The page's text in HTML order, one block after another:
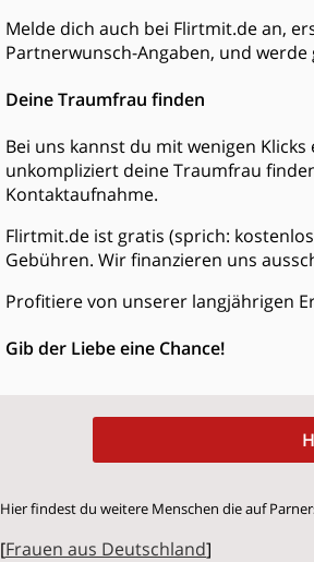
Melde dich auch bei Flirtmit.de an,
Partnerwunsch-Angaben, und werde
Deine Traumfrau finden
Bei uns kannst du mit wenigen
unkompliziert deine Traumfrau
Kontaktaufnahme.
Flirtmit.de ist gratis (sprich:
Gebühren. Wir finanzieren uns
Profitiere von unserer langjährigen
Gib der Liebe eine Chance!
Hier findest du weitere Menschen die auf
[Frauen aus Deutschland]